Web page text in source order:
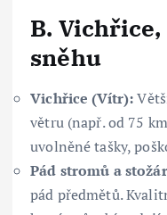
B.
sněhu
Vichřice (Vítr):
větru (např. od 75
uvolněné tašky,
Pád stromů a
pád předmětů.